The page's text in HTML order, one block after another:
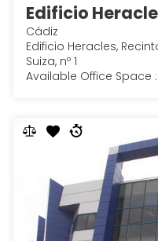
Edificio
Cádiz
Edificio Heracles,
Suiza, nº 1
Available Office Space :